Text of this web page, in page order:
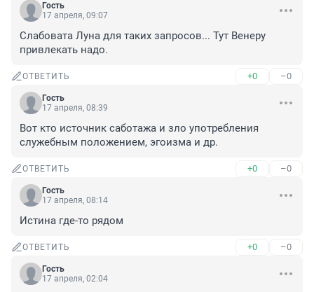
Гость
17 апреля, 09:07
Слабовата Луна для таких запросов... Тут Венеру
привлекать надо.
ОТВЕТИТЬ +0 –0
Гость
17 апреля, 08:39
Вот кто источник саботажа и зло употребления
служебным положением, эгоизма и др.
ОТВЕТИТЬ +0 –0
Гость
17 апреля, 08:14
Истина где-то рядом
ОТВЕТИТЬ +0 –0
Гость
17 апреля, 02:04